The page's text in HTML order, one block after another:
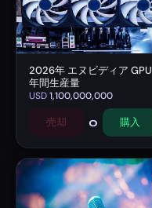
2026年 エヌビディア GPU
年間生産量
USD1,100,000,000
売却 0 購入